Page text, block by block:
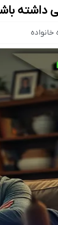
داشته
خانواده